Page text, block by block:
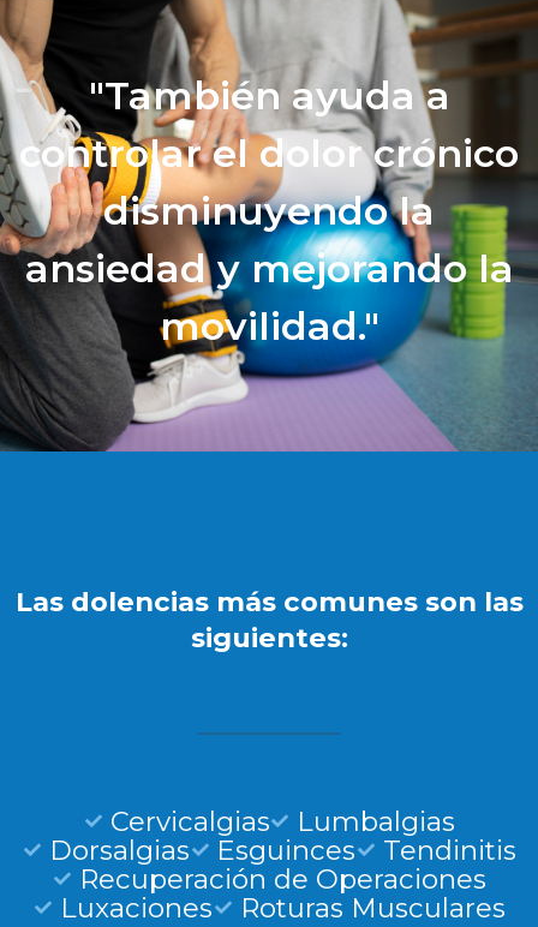
"También ayuda a
controlar el dolor crónico
disminuyendo la
ansiedad y mejorando la
movilidad."
Las dolencias más comunes son las
siguientes:
Cervicalgias
Lumbalgias
Dorsalgias
Esguinces
Tendinitis
Recuperación de Operaciones
Luxaciones
Roturas Musculares